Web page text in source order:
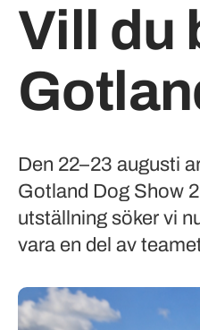
Vill du
Den 22–23 augusti
Gotland Dog Show
utställning söker vi
vara en del av